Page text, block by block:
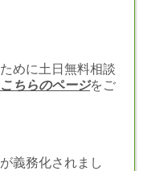
めに土日無料相談
こちらのページをご
義務化されまし